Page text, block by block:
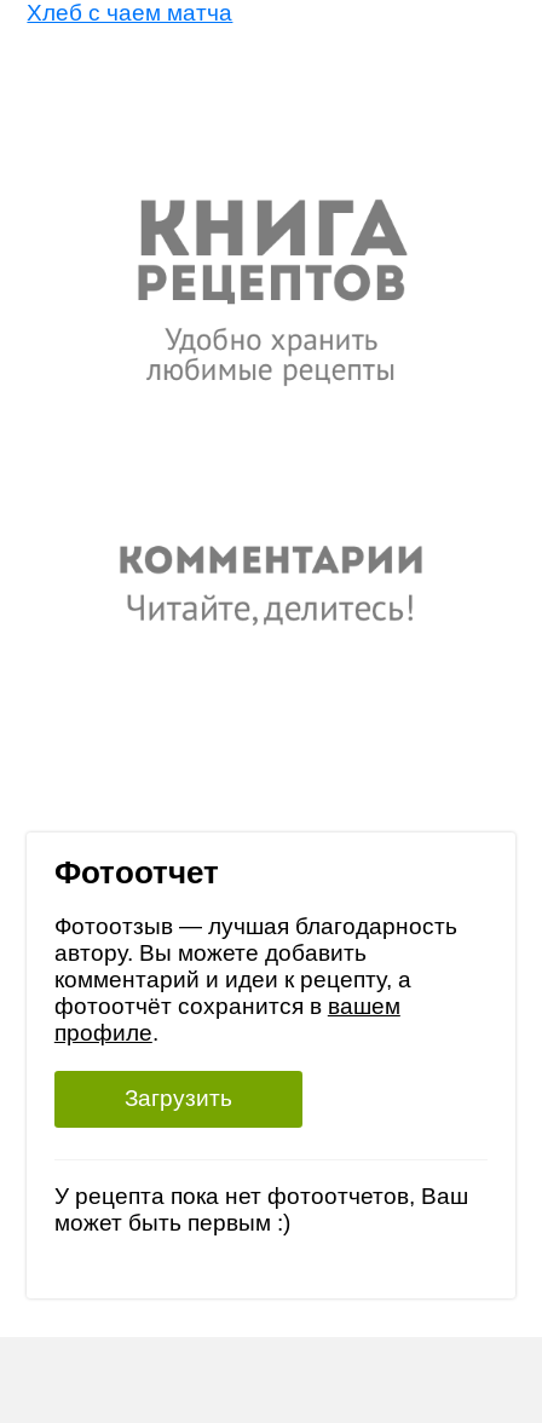
Хлеб с чаем матча
Фотоотчет
Фотоотзыв — лучшая благодарность
автору. Вы можете добавить
комментарий и идеи к рецепту, а
фотоотчёт сохранится в вашем
профиле.
Загрузить
У рецепта пока нет фотоотчетов, Ваш
может быть первым :)